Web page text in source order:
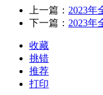
上一篇： 2023年
下一篇： 2023年
收藏
挑错
推荐
打印